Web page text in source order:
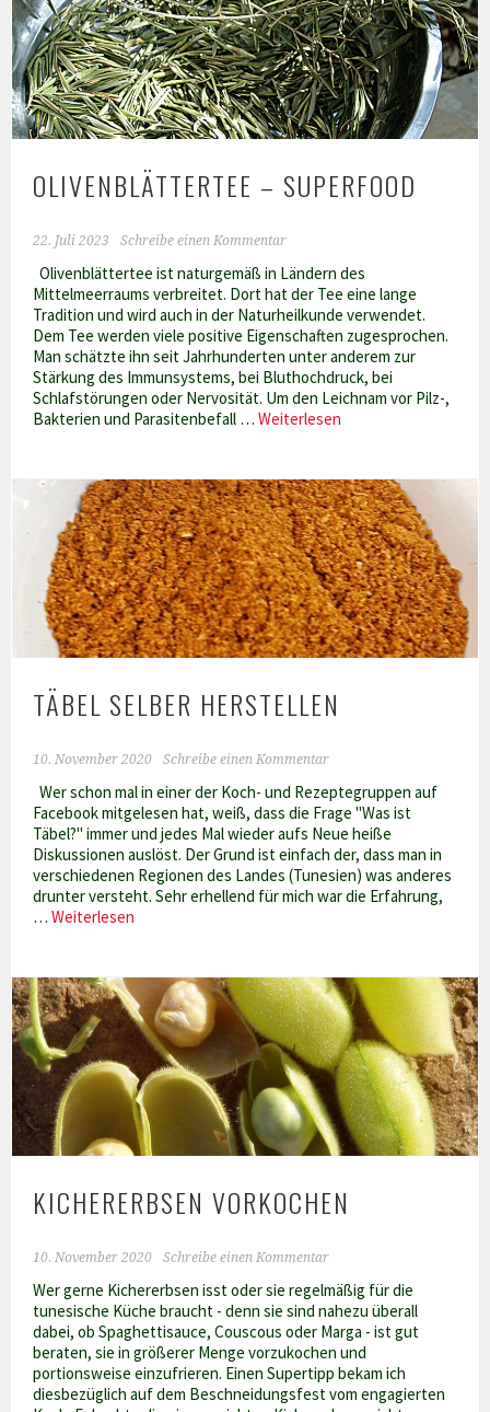
OLIVENBLÄTTERTEE – SUPERFOOD
22. Juli 2023 Schreibe einen Kommentar
Olivenblättertee ist naturgemäß in Ländern des
Mittelmeerraums verbreitet. Dort hat der Tee eine lange
Tradition und wird auch in der Naturheilkunde verwendet.
Dem Tee werden viele positive Eigenschaften zugesprochen.
Man schätzte ihn seit Jahrhunderten unter anderem zur
Stärkung des Immunsystems, bei Bluthochdruck, bei
Schlafstörungen oder Nervosität. Um den Leichnam vor Pilz-,
Bakterien und Parasitenbefall …Weiterlesen
TÄBEL SELBER HERSTELLEN
10. November 2020 Schreibe einen Kommentar
Wer schon mal in einer der Koch- und Rezeptegruppen auf
Facebook mitgelesen hat, weiß, dass die Frage "Was ist
Täbel?" immer und jedes Mal wieder aufs Neue heiße
Diskussionen auslöst. Der Grund ist einfach der, dass man in
verschiedenen Regionen des Landes (Tunesien) was anderes
drunter versteht. Sehr erhellend für mich war die Erfahrung,
…Weiterlesen
KICHERERBSEN VORKOCHEN
10. November 2020 Schreibe einen Kommentar
Wer gerne Kichererbsen isst oder sie regelmäßig für die
tunesische Küche braucht - denn sie sind nahezu überall
dabei, ob Spaghettisauce, Couscous oder Marga - ist gut
beraten, sie in größerer Menge vorzukochen und
portionsweise einzufrieren. Einen Supertipp bekam ich
diesbezüglich auf dem Beschneidungsfest vom engagierten